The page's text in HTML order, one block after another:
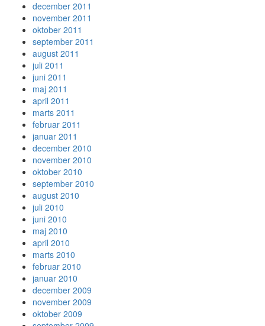
december 2011
november 2011
oktober 2011
september 2011
august 2011
juli 2011
juni 2011
maj 2011
april 2011
marts 2011
februar 2011
januar 2011
december 2010
november 2010
oktober 2010
september 2010
august 2010
juli 2010
juni 2010
maj 2010
april 2010
marts 2010
februar 2010
januar 2010
december 2009
november 2009
oktober 2009